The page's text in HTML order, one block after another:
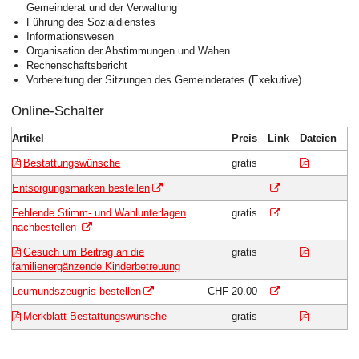
Gemeinderat und der Verwaltung
Führung des Sozialdienstes
Informationswesen
Organisation der Abstimmungen und Wahen
Rechenschaftsbericht
Vorbereitung der Sitzungen des Gemeinderates (Exekutive)
Online-Schalter
Artikel Preis Link Dateien
Bestattungswünsche gratis
Entsorgungsmarken bestellen Leumundszeugnis
Fehlende Stimm- und Wahlunterlagen
nachbestellen
gratis Leumundszeugnis
Gesuch um Beitrag an die
familienergänzende Kinderbetreuung
gratis
Leumundszeugnis bestellen CHF 20.00 Leumundszeugnis
Merkblatt Bestattungswünsche gratis